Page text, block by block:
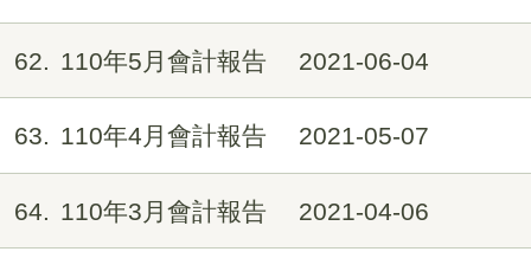
62 110年5月會計報告 2021-06-04
63 110年4月會計報告 2021-05-07
64 110年3月會計報告 2021-04-06